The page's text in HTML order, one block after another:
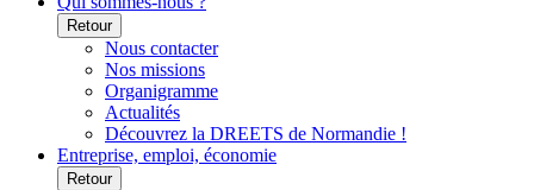
Retour
Nous contacter
Nos missions
Organigramme
Actualités
Découvrez la DREETS de Normandie !
Entreprise, emploi, économie
Retour